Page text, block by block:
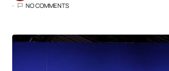
NO COMMENTS